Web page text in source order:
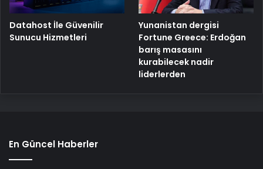
Datahost İle Güvenilir
Sunucu Hizmetleri
Yunanistan dergisi
Fortune Greece: Erdoğan
barış masasını
kurabilecek nadir
liderlerden
En Güncel Haberler